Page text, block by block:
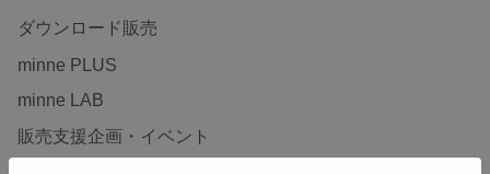
ダウンロード販売
minne PLUS
minne LAB
販売支援企画・イベント